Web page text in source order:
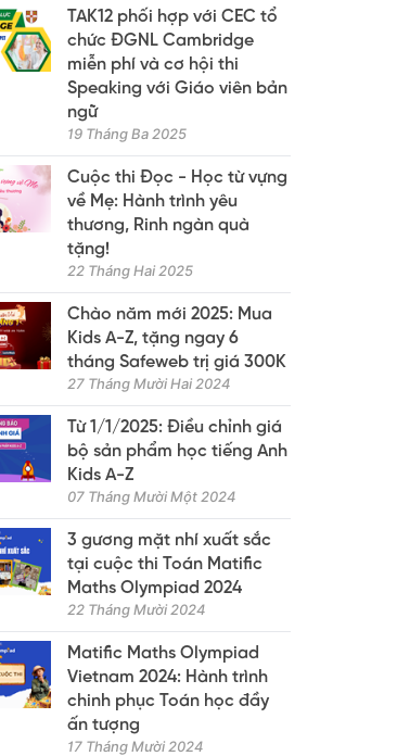
TAK12 phối hợp với CEC tổ
chức ĐGNL Cambridge
miễn phí và cơ hội thi
Speaking với Giáo viên bản
ngữ
19 Tháng Ba 2025
Cuộc thi Đọc - Học từ vựng
về Mẹ: Hành trình yêu
thương, Rinh ngàn quà
tặng!
22 Tháng Hai 2025
Chào năm mới 2025: Mua
Kids A-Z, tặng ngay 6
tháng Safeweb trị giá 300K
27 Tháng Mười Hai 2024
Từ 1/1/2025: Điều chỉnh giá
bộ sản phẩm học tiếng Anh
Kids A-Z
07 Tháng Mười Một 2024
3 gương mặt nhí xuất sắc
tại cuộc thi Toán Matific
Maths Olympiad 2024
22 Tháng Mười 2024
Matific Maths Olympiad
Vietnam 2024: Hành trình
chinh phục Toán học đầy
ấn tượng
17 Tháng Mười 2024